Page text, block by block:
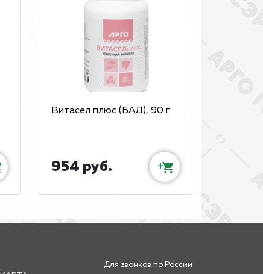
Витасел плюс (БАД), 90 г
954 руб. +
Для звонков по России